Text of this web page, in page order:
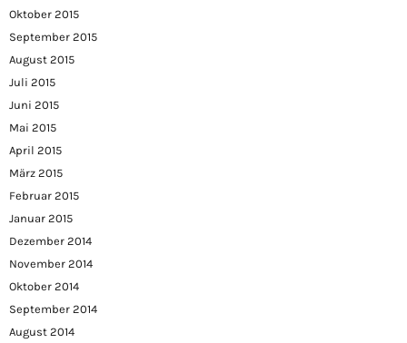
Oktober 2015
September 2015
August 2015
Juli 2015
Juni 2015
Mai 2015
April 2015
März 2015
Februar 2015
Januar 2015
Dezember 2014
November 2014
Oktober 2014
September 2014
August 2014